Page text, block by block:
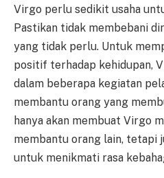
Virgo perlu sedikit usaha
Pastikan tidak membebani
yang tidak perlu. Untuk
positif terhadap kehidupan,
dalam beberapa kegiatan
membantu orang yang
hanya akan membuat Virgo
membantu orang lain, tetapi
untuk menikmati rasa